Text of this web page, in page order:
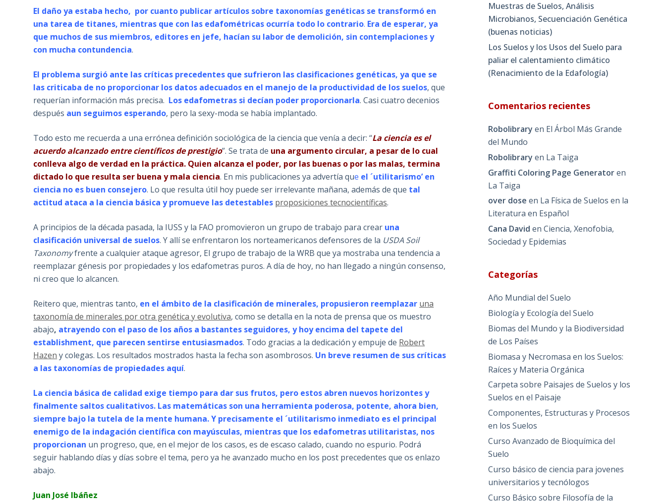
El daño ya estaba hecho, por cuanto publicar artículos sobre taxonomías genéticas se transformó en
una tarea de titanes, mientras que con las edafométricas ocurría todo lo contrario. Era de esperar, ya
que muchos de sus miembros, editores en jefe, hacían su labor de demolición, sin contemplaciones y
con mucha contundencia.
El problema surgió ante las críticas precedentes que sufrieron las clasificaciones genéticas, ya que se
las criticaba de no proporcionar los datos adecuados en el manejo de la productividad de los suelos, que
requerían información más precisa. Los edafometras si decían poder proporcionarla. Casi cuatro decenios
después aun seguimos esperando, pero la sexy-moda se había implantado.
Todo esto me recuerda a una errónea definición sociológica de la ciencia que venía a decir: “La ciencia es el
acuerdo alcanzado entre científicos de prestigio”. Se trata de una argumento circular, a pesar de lo cual
conlleva algo de verdad en la práctica. Quien alcanza el poder, por las buenas o por las malas, termina
dictado lo que resulta ser buena y mala ciencia. En mis publicaciones ya advertía que el ´utilitarismo’ en
ciencia no es buen consejero. Lo que resulta útil hoy puede ser irrelevante mañana, además de que tal
actitud ataca a la ciencia básica y promueve las detestables proposiciones tecnocientíficas.
A principios de la década pasada, la IUSS y la FAO promovieron un grupo de trabajo para crear una
clasificación universal de suelos. Y allí se enfrentaron los norteamericanos defensores de la USDA Soil
Taxonomyfrente a cualquier ataque agresor, El grupo de trabajo de la WRB que ya mostraba una tendencia a
reemplazar génesis por propiedades y los edafometras puros. A día de hoy, no han llegado a ningún consenso,
ni creo que lo alcancen.
Reitero que, mientras tanto, en el ámbito de la clasificación de minerales, propusieron reemplazar una
taxonomía de minerales por otra genética y evolutiva, como se detalla en la nota de prensa que os muestro
abajo, atrayendo con el paso de los años a bastantes seguidores, y hoy encima del tapete del
establishment, que parecen sentirse entusiasmados. Todo gracias a la dedicación y empuje de Robert
Hazen y colegas. Los resultados mostrados hasta la fecha son asombrosos. Un breve resumen de sus críticas
a las taxonomías de propiedades aquí.
La ciencia básica de calidad exige tiempo para dar sus frutos, pero estos abren nuevos horizontes y
finalmente saltos cualitativos. Las matemáticas son una herramienta poderosa, potente, ahora bien,
siempre bajo la tutela de la mente humana. Y precisamente el ´utilitarismo inmediato es el principal
enemigo de la indagación científica con mayúsculas, mientras que los edafometras utilitaristas, nos
proporcionan un progreso, que, en el mejor de los casos, es de escaso calado, cuando no espurio. Podrá
seguir hablando días y días sobre el tema, pero ya he avanzado mucho en los post precedentes que os enlazo
abajo.
Juan José Ibáñez
Muestras de Suelos, Análisis
Microbianos, Secuenciación Genética
(buenas noticias)
Los Suelos y los Usos del Suelo para
paliar el calentamiento climático
(Renacimiento de la Edafología)
Comentarios recientes
Robolibrary en El Árbol Más Grande
del Mundo
Robolibrary en La Taiga
Graffiti Coloring Page Generatoren
La Taiga
over dose en La Física de Suelos en la
Literatura en Español
Cana David enCiencia, Xenofobia,
Sociedad y Epidemias
Categorías
Año Mundial del Suelo
Biología y Ecología del Suelo
Biomas del Mundo y la Biodiversidad
de Los Países
Biomasa y Necromasa en los Suelos:
Raíces y Materia Orgánica
Carpeta sobre Paisajes de Suelos y los
Suelos en el Paisaje
Componentes, Estructuras y Procesos
en los Suelos
Curso Avanzado de Bioquímica del
Suelo
Curso básico de ciencia para jovenes
universitarios y tecnólogos
Curso Básico sobre Filosofía de la